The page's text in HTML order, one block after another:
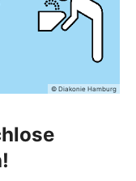
© Diakonie Hamburg